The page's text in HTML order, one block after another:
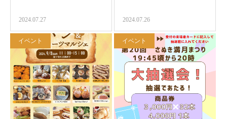
2024.07.27 2024.07.26
イベント イベント